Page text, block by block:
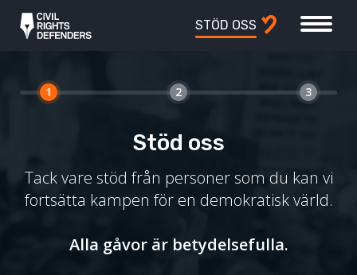
STÖD OSS
1 2 3
Stöd oss
Tack vare stöd från personer som du kan vi
fortsätta kampen för en demokratisk värld.
Alla gåvor är betydelsefulla.